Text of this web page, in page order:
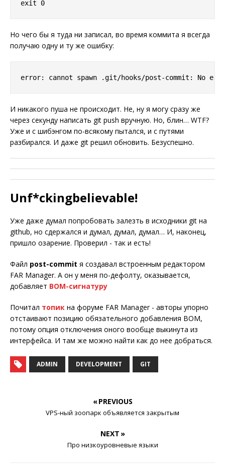
Но чего бы я туда ни записал, во время коммита я всегда
получаю одну и ту же ошибку:
И никакого пуша не происходит. Не, ну я могу сразу же
через секунду написать git push вручную. Но, блин… WTF?
Уже и с шибэнгом по-всякому пытался, и с путями
разбирался. И даже git решил обновить. Безуспешно.
Unf*ckingbelievable!
Уже даже думал попробовать залезть в исходники git на
github, но сдержался и думал, думал, думал… И, наконец,
пришло озарение. Проверил - так и есть!
Файл post-commit я создавал встроенным редактором
FAR Manager. А он у меня по-дефолту, оказывается,
добавляет BOM-сигнатуру
Почитал топик на форуме FAR Manager - авторы упорно
отстаивают позицию обязательного добавления BOM,
потому опция отключения оного вообще выкинута из
интерфейса. И там же можно найти как до нее добраться.
ADMIN DEVELOPMENT GIT
« PREVIOUS
VPS-ный зоопарк объявляется закрытым
NEXT »
Про низкоуровневые языки